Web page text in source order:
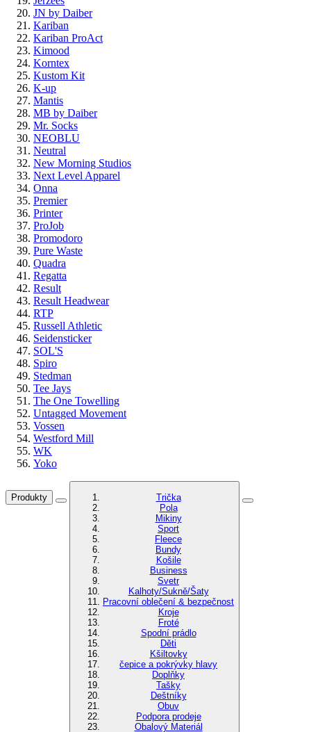
JN by Daiber
Kariban
Kariban ProAct
Kimood
Korntex
Kustom Kit
K-up
Mantis
MB by Daiber
Mr. Socks
NEOBLU
Neutral
New Morning Studios
Next Level Apparel
Onna
Premier
Printer
ProJob
Promodoro
Pure Waste
Quadra
Regatta
Result
Result Headwear
RTP
Russell Athletic
Seidensticker
SOL'S
Spiro
Stedman
Tee Jays
The One Towelling
Untagged Movement
Vossen
Westford Mill
WK
Yoko
Produkty
Trička
Pola
Mikiny
Sport
Fleece
Bundy
Košile
Business
Svetr
Kalhoty/Sukně/Šaty
Pracovní oblečení & bezpečnost
Kroje
Froté
Spodní prádlo
Děti
Kšiltovky
čepice a pokrývky hlavy
Doplňky
Tašky
Deštníky
Obuv
Podpora prodeje
Obalový Materiál